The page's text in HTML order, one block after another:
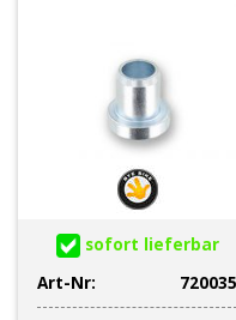
sofort lieferbar
Art-Nr:
720035